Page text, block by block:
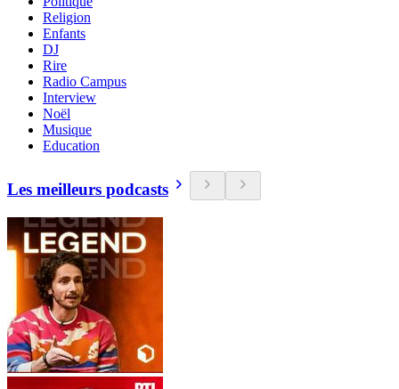
Religion
Enfants
DJ
Rire
Radio Campus
Interview
Noël
Musique
Education
Les meilleurs podcasts